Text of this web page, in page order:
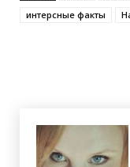
интерсные факты